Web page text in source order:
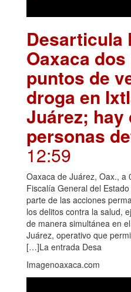
Desarticula
Oaxaca
puntos de
droga en
Juárez; hay
personas
12:59
Oaxaca de Juárez, Oax., a
Fiscalía General del
parte de las acciones
los delitos contra la salud,
de manera simultánea en
Juárez, operativo que
[…]La entrada Desa
Imagenoaxaca.com